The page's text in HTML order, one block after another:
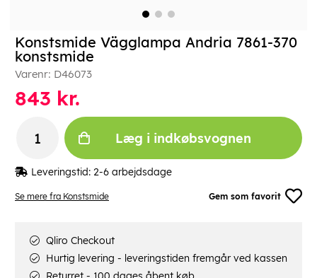
Se mere fra Konstsmide Gem som favorit
Konstsmide Vägglampa Andria 7861-370
konstsmide
Varenr: D46073
843 kr.
Læg i indkøbsvognen
Leveringstid: 2-6 arbejdsdage
Qliro Checkout
Hurtig levering - leveringstiden fremgår ved kassen